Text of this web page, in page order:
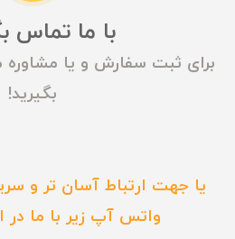
با ما تماس
برای ثبت سفارش و یا مشاوره
بگیرید!
یا جهت ارتباط آسان تر و
واتس آپ زیر با ما در